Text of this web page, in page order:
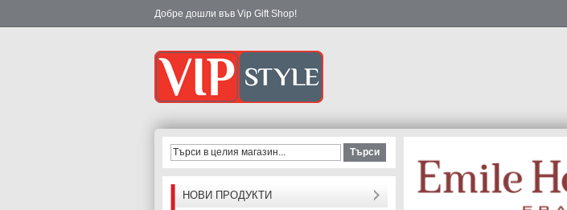
Добре дошли във Vip Gift Shop!
Търси
НОВИ ПРОДУКТИ